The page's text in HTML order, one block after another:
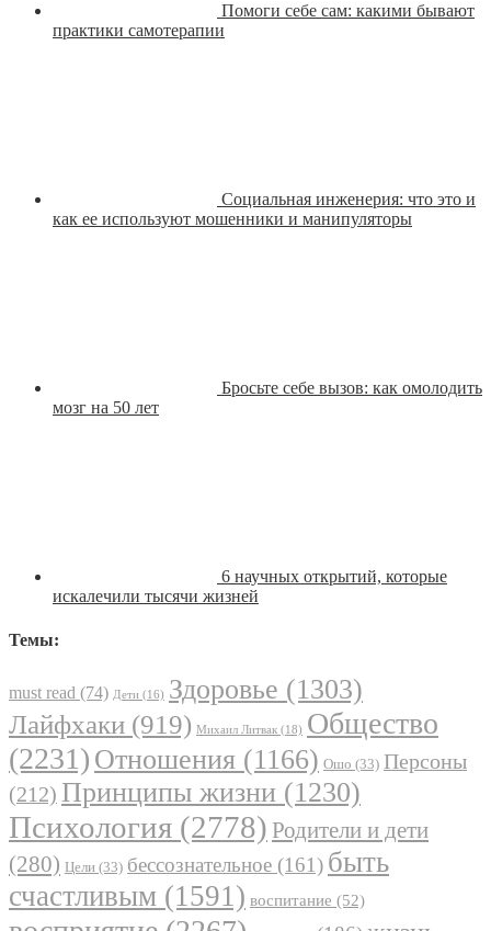
Помоги себе сам: какими бывают
практики самотерапии
Социальная инженерия: что это и
как ее используют мошенники и манипуляторы
Бросьте себе вызов: как омолодить
мозг на 50 лет
6 научных открытий, которые
искалечили тысячи жизней
Темы:
must read (74) Дети (16) Здоровье (1303)
Лайфхаки (919) Михаил Литвак (18) Общество
(2231) Отношения (1166) Ошо (33) Персоны
(212) Принципы жизни (1230)
Психология (2778) Родители и дети
(280) Цели (33) бессознательное (161) быть
счастливым (1591) воспитание (52)